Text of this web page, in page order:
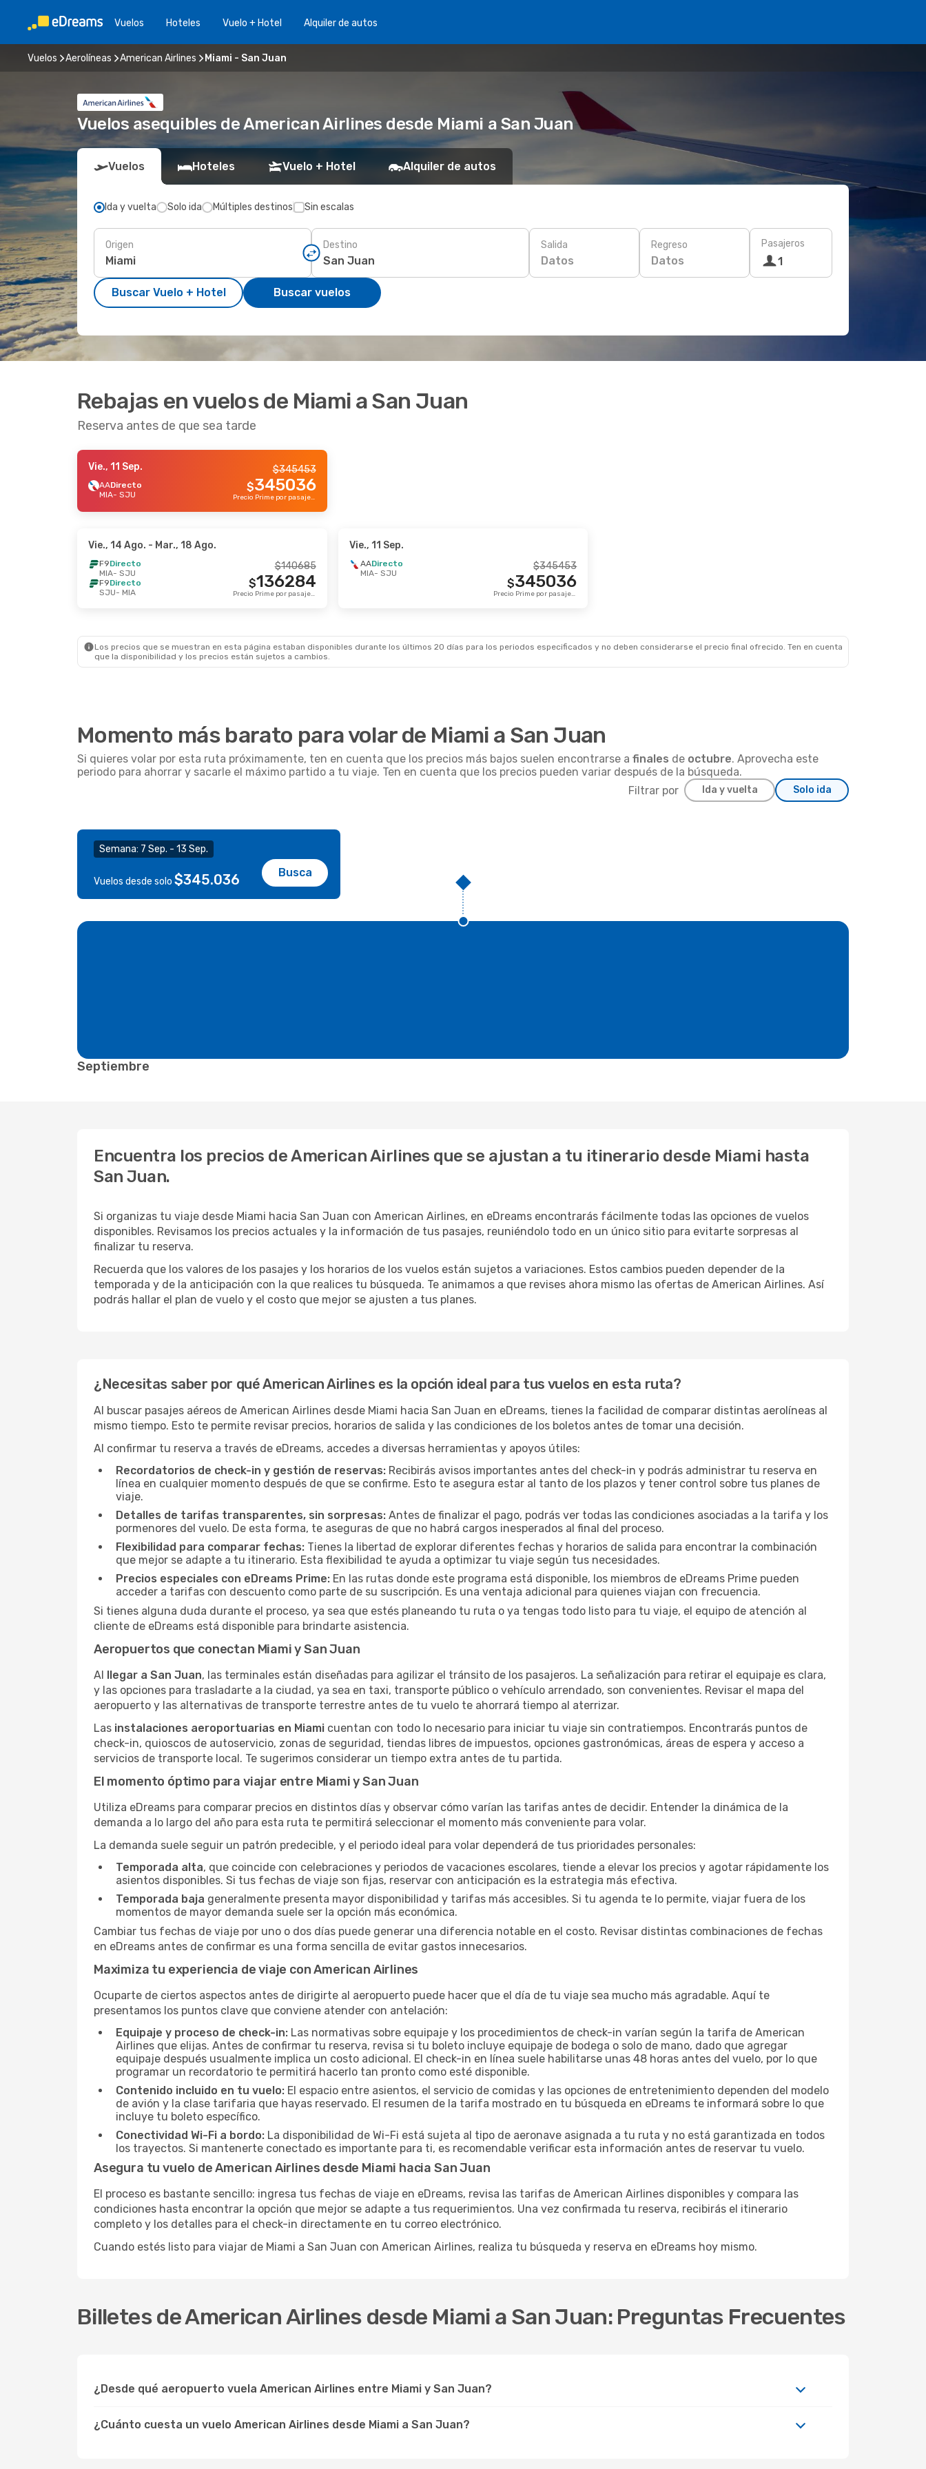
Vuelos Hoteles Vuelo + Hotel Alquiler de autos
Vuelos Aerolíneas American Airlines Miami - San Juan
Vuelos asequibles de American Airlines desde Miami a San Juan
Vuelos Hoteles Vuelo + Hotel Alquiler de autos
Ida y vuelta Solo ida Múltiples destinos Sin escalas
Origen Destino Salida
Datos
Regreso
Datos
Pasajeros
1
Buscar Vuelo + Hotel Buscar vuelos
Rebajas en vuelos de Miami a San Juan
Reserva antes de que sea tarde
Vie., 11 Sep.
AADirecto
MIA- SJU
345453
$
345036
$
Precio Prime por pasajero
Vie., 14 Ago. - Mar., 18 Ago.
F9Directo
MIA- SJU
F9Directo
SJU- MIA
140685
$
136284
$
Precio Prime por pasajero
Vie., 11 Sep.
AADirecto
MIA- SJU
345453
$
345036
$
Precio Prime por pasajero
Los precios que se muestran en esta página estaban disponibles durante los últimos 20 días para los periodos especificados y no deben considerarse el precio final ofrecido. Ten en cuenta
que la disponibilidad y los precios están sujetos a cambios.
Momento más barato para volar de Miami a San Juan
Si quieres volar por esta ruta próximamente, ten en cuenta que los precios más bajos suelen encontrarse a finales de octubre. Aprovecha este
periodo para ahorrar y sacarle el máximo partido a tu viaje. Ten en cuenta que los precios pueden variar después de la búsqueda.
Filtrar por
Ida y vuelta Solo ida
Semana: 7 Sep. - 13 Sep.
Vuelos desde solo $345.036 Busca
Septiembre
Encuentra los precios de American Airlines que se ajustan a tu itinerario desde Miami hasta
San Juan.
Si organizas tu viaje desde Miami hacia San Juan con American Airlines, en eDreams encontrarás fácilmente todas las opciones de vuelos
disponibles. Revisamos los precios actuales y la información de tus pasajes, reuniéndolo todo en un único sitio para evitarte sorpresas al
finalizar tu reserva.
Recuerda que los valores de los pasajes y los horarios de los vuelos están sujetos a variaciones. Estos cambios pueden depender de la
temporada y de la anticipación con la que realices tu búsqueda. Te animamos a que revises ahora mismo las ofertas de American Airlines. Así
podrás hallar el plan de vuelo y el costo que mejor se ajusten a tus planes.
¿Necesitas saber por qué American Airlines es la opción ideal para tus vuelos en esta ruta?
Al buscar pasajes aéreos de American Airlines desde Miami hacia San Juan en eDreams, tienes la facilidad de comparar distintas aerolíneas al
mismo tiempo. Esto te permite revisar precios, horarios de salida y las condiciones de los boletos antes de tomar una decisión.
Al confirmar tu reserva a través de eDreams, accedes a diversas herramientas y apoyos útiles:
Recordatorios de check-in y gestión de reservas: Recibirás avisos importantes antes del check-in y podrás administrar tu reserva en
línea en cualquier momento después de que se confirme. Esto te asegura estar al tanto de los plazos y tener control sobre tus planes de
viaje.
Detalles de tarifas transparentes, sin sorpresas: Antes de finalizar el pago, podrás ver todas las condiciones asociadas a la tarifa y los
pormenores del vuelo. De esta forma, te aseguras de que no habrá cargos inesperados al final del proceso.
Flexibilidad para comparar fechas: Tienes la libertad de explorar diferentes fechas y horarios de salida para encontrar la combinación
que mejor se adapte a tu itinerario. Esta flexibilidad te ayuda a optimizar tu viaje según tus necesidades.
Precios especiales con eDreams Prime: En las rutas donde este programa está disponible, los miembros de eDreams Prime pueden
acceder a tarifas con descuento como parte de su suscripción. Es una ventaja adicional para quienes viajan con frecuencia.
Si tienes alguna duda durante el proceso, ya sea que estés planeando tu ruta o ya tengas todo listo para tu viaje, el equipo de atención al
cliente de eDreams está disponible para brindarte asistencia.
Aeropuertos que conectan Miami y San Juan
Al llegar a San Juan, las terminales están diseñadas para agilizar el tránsito de los pasajeros. La señalización para retirar el equipaje es clara,
y las opciones para trasladarte a la ciudad, ya sea en taxi, transporte público o vehículo arrendado, son convenientes. Revisar el mapa del
aeropuerto y las alternativas de transporte terrestre antes de tu vuelo te ahorrará tiempo al aterrizar.
Las instalaciones aeroportuarias en Miami cuentan con todo lo necesario para iniciar tu viaje sin contratiempos. Encontrarás puntos de
check-in, quioscos de autoservicio, zonas de seguridad, tiendas libres de impuestos, opciones gastronómicas, áreas de espera y acceso a
servicios de transporte local. Te sugerimos considerar un tiempo extra antes de tu partida.
El momento óptimo para viajar entre Miami y San Juan
Utiliza eDreams para comparar precios en distintos días y observar cómo varían las tarifas antes de decidir. Entender la dinámica de la
demanda a lo largo del año para esta ruta te permitirá seleccionar el momento más conveniente para volar.
La demanda suele seguir un patrón predecible, y el periodo ideal para volar dependerá de tus prioridades personales:
Temporada alta, que coincide con celebraciones y periodos de vacaciones escolares, tiende a elevar los precios y agotar rápidamente los
asientos disponibles. Si tus fechas de viaje son fijas, reservar con anticipación es la estrategia más efectiva.
Temporada baja generalmente presenta mayor disponibilidad y tarifas más accesibles. Si tu agenda te lo permite, viajar fuera de los
momentos de mayor demanda suele ser la opción más económica.
Cambiar tus fechas de viaje por uno o dos días puede generar una diferencia notable en el costo. Revisar distintas combinaciones de fechas
en eDreams antes de confirmar es una forma sencilla de evitar gastos innecesarios.
Maximiza tu experiencia de viaje con American Airlines
Ocuparte de ciertos aspectos antes de dirigirte al aeropuerto puede hacer que el día de tu viaje sea mucho más agradable. Aquí te
presentamos los puntos clave que conviene atender con antelación:
Equipaje y proceso de check-in: Las normativas sobre equipaje y los procedimientos de check-in varían según la tarifa de American
Airlines que elijas. Antes de confirmar tu reserva, revisa si tu boleto incluye equipaje de bodega o solo de mano, dado que agregar
equipaje después usualmente implica un costo adicional. El check-in en línea suele habilitarse unas 48 horas antes del vuelo, por lo que
programar un recordatorio te permitirá hacerlo tan pronto como esté disponible.
Contenido incluido en tu vuelo: El espacio entre asientos, el servicio de comidas y las opciones de entretenimiento dependen del modelo
de avión y la clase tarifaria que hayas reservado. El resumen de la tarifa mostrado en tu búsqueda en eDreams te informará sobre lo que
incluye tu boleto específico.
Conectividad Wi-Fi a bordo: La disponibilidad de Wi-Fi está sujeta al tipo de aeronave asignada a tu ruta y no está garantizada en todos
los trayectos. Si mantenerte conectado es importante para ti, es recomendable verificar esta información antes de reservar tu vuelo.
Asegura tu vuelo de American Airlines desde Miami hacia San Juan
El proceso es bastante sencillo: ingresa tus fechas de viaje en eDreams, revisa las tarifas de American Airlines disponibles y compara las
condiciones hasta encontrar la opción que mejor se adapte a tus requerimientos. Una vez confirmada tu reserva, recibirás el itinerario
completo y los detalles para el check-in directamente en tu correo electrónico.
Cuando estés listo para viajar de Miami a San Juan con American Airlines, realiza tu búsqueda y reserva en eDreams hoy mismo.
Billetes de American Airlines desde Miami a San Juan: Preguntas Frecuentes
¿Desde qué aeropuerto vuela American Airlines entre Miami y San Juan?
¿Cuánto cuesta un vuelo American Airlines desde Miami a San Juan?